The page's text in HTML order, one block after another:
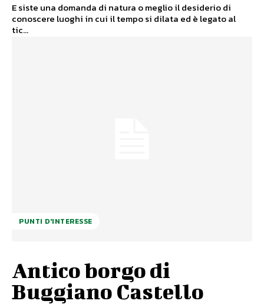
E siste una domanda di natura o meglio il desiderio di
conoscere luoghi in cui il tempo si dilata ed è legato al
tic...
PUNTI D'INTERESSE
Antico borgo di
Buggiano Castello